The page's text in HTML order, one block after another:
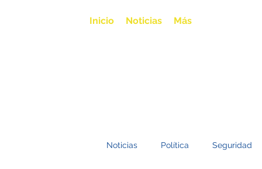
Inicio Noticias Más
Noticias Política Seguridad